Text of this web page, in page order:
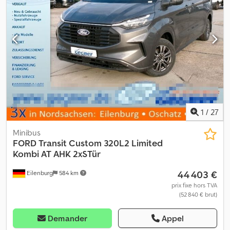
* Système de surveill
avec VITRES LATÉRALES COULISSANTES, ROPS / FOPS, système
d’éclairage, PHARES DE TRAVAIL (avant), siège confort, crochets
d’arrimage et de transport, pneus : PNEUS TOUT-TERRAIN (27 x
10,50 - 15), usure env. 80 %. Dimensions de transport : longueur :
env. 2 800 mm (env. 2 260 mm sans godet), largeur : env. 1 250 mm,
hauteur : env. 1 960 mm. ∗∗∗ POSSIBILITÉ DE FINANCEMENT /
TRANSPORT À PRIX AVANTAGEUX (MONDIAL) / EN CAS D’EXPORT,
SEUL LE PRIX NET EST À RÉGLER (!) ∗∗∗ © pb Dcodpoylkxmjfx
Apdok
1 / 27
Eilenburg 584 km
Minibus
FORDTransit Custom 320L2 Limited
Kombi AT AHK 2xSTür
44 403 €
prix fixe hors TVA
(52 840 € brut)
Demander Appel